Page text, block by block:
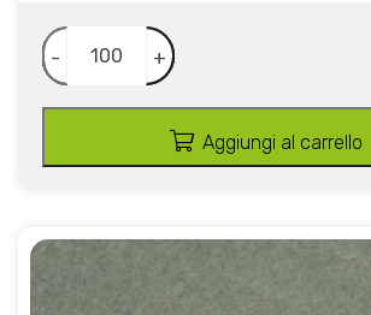
- +
Aggiungi al carrello